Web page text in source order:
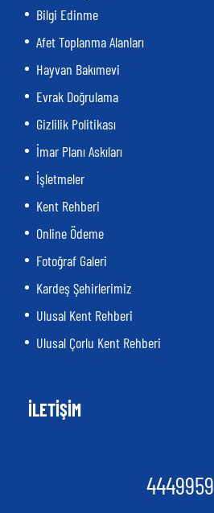
Bilgi Edinme
Afet Toplanma Alanları
Hayvan Bakımevi
Evrak Doğrulama
Gizlilik Politikası
İmar Planı Askıları
İşletmeler
Kent Rehberi
Online Ödeme
Fotoğraf Galeri
Kardeş Şehirlerimiz
Ulusal Kent Rehberi
Ulusal Çorlu Kent Rehberi
İLETİŞİM
4449959